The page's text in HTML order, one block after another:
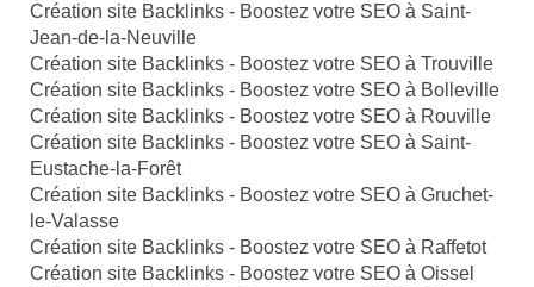
Création site Backlinks - Boostez votre SEO à Saint-
Jean-de-la-Neuville
Création site Backlinks - Boostez votre SEO à Trouville
Création site Backlinks - Boostez votre SEO à Bolleville
Création site Backlinks - Boostez votre SEO à Rouville
Création site Backlinks - Boostez votre SEO à Saint-
Eustache-la-Forêt
Création site Backlinks - Boostez votre SEO à Gruchet-
le-Valasse
Création site Backlinks - Boostez votre SEO à Raffetot
Création site Backlinks - Boostez votre SEO à Oissel